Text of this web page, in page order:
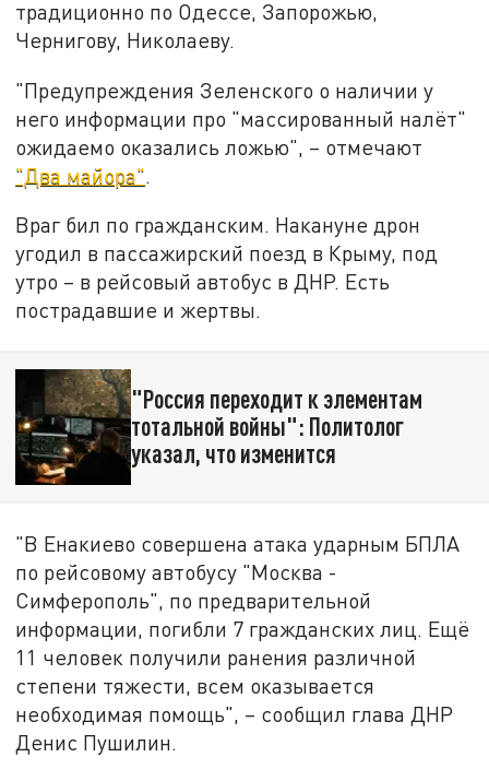
традиционно по Одессе, Запорожью,
Чернигову, Николаеву.
"Предупреждения Зеленского о наличии у
него информации про "массированный налёт"
ожидаемо оказались ложью", – отмечают
"Два майора"
Враг бил по гражданским. Накануне дрон
угодил в пассажирский поезд в Крыму, под
утро – в рейсовый автобус в ДНР. Есть
пострадавшие и жертвы.
"Россия переходит к элементам
тотальной войны": Политолог
указал, что изменится
"В Енакиево совершена атака ударным БПЛА
по рейсовому автобусу "Москва -
Симферополь", по предварительной
информации, погибли 7 гражданских лиц. Ещё
11 человек получили ранения различной
степени тяжести, всем оказывается
необходимая помощь", – сообщил глава ДНР
Денис Пушилин.